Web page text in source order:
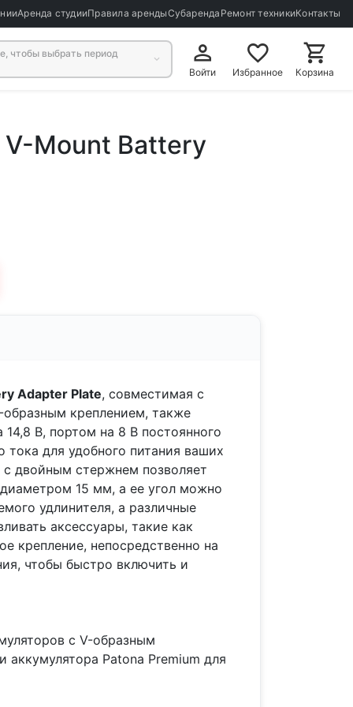
Аренда студииПравила арендыСубаренда Ремонт техникиКонтакты
чтобы выбрать период
Войти
Избранное Корзина
Mount Battery
Adapter Plate, совместимая с
креплением, также
В, портом на 8 В постоянного
тока для удобного питания ваших
двойным стержнем позволяет
15 мм, а ее угол можно
удлинителя, а различные
аксессуары, такие как
крепление, непосредственно на
чтобы быстро включить и
с V-образным
аккумулятора Patona Premium для